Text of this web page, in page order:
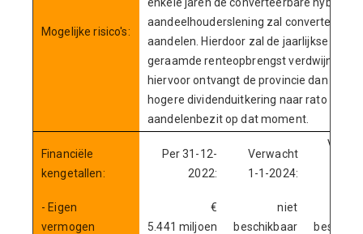
Mogelijke risico's:
aandeelhouderslening zal converteren in
aandelen. Hierdoor zal de jaarlijkse
geraamde renteopbrengst verdwijnen en
hiervoor ontvangt de provincie dan een
hogere dividenduitkering naar rato van
aandelenbezit op dat moment.
Financiële
kengetallen:
Per 31-12-
2022:
Verwacht
1-1-2024:
- Eigen
vermogen
€
5.441 miljoen
niet
beschikbaar